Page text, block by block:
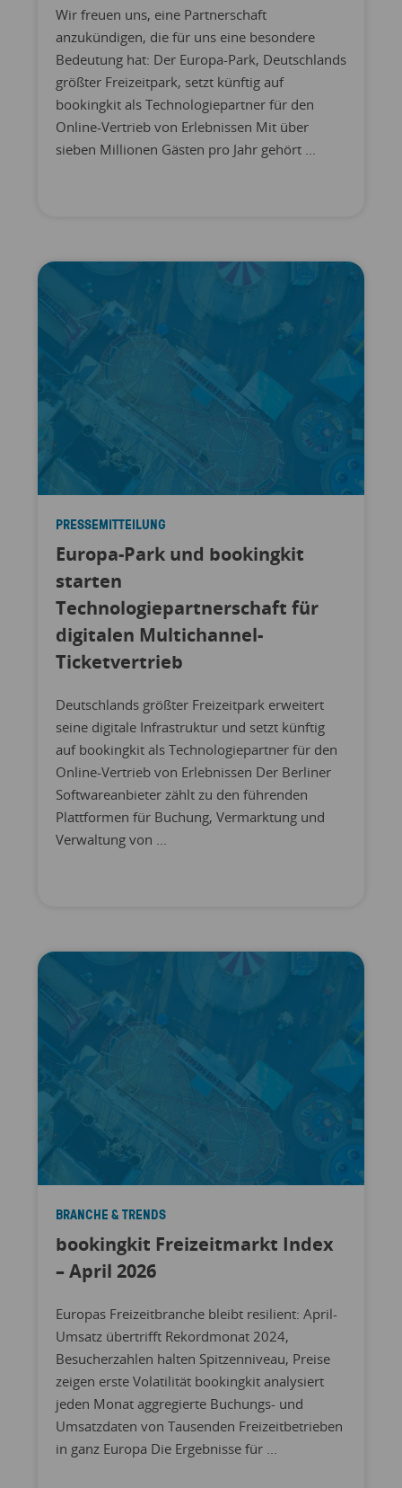
Wir freuen uns, eine Partnerschaft
anzukündigen, die für uns eine besondere
Bedeutung hat: Der Europa-Park, Deutschlands
größter Freizeitpark, setzt künftig auf
bookingkit als Technologiepartner für den
Online-Vertrieb von Erlebnissen Mit über
sieben Millionen Gästen pro Jahr gehört ...
PRESSEMITTEILUNG
Europa-Park und bookingkit
starten
Technologiepartnerschaft für
digitalen Multichannel-
Ticketvertrieb
Deutschlands größter Freizeitpark erweitert
seine digitale Infrastruktur und setzt künftig
auf bookingkit als Technologiepartner für den
Online-Vertrieb von Erlebnissen Der Berliner
Softwareanbieter zählt zu den führenden
Plattformen für Buchung, Vermarktung und
Verwaltung von ...
BRANCHE & TRENDS
bookingkit Freizeitmarkt Index
– April 2026
Europas Freizeitbranche bleibt resilient: April-
Umsatz übertrifft Rekordmonat 2024,
Besucherzahlen halten Spitzenniveau, Preise
zeigen erste Volatilität bookingkit analysiert
jeden Monat aggregierte Buchungs- und
Umsatzdaten von Tausenden Freizeitbetrieben
in ganz Europa Die Ergebnisse für ...